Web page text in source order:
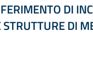
DI
DI